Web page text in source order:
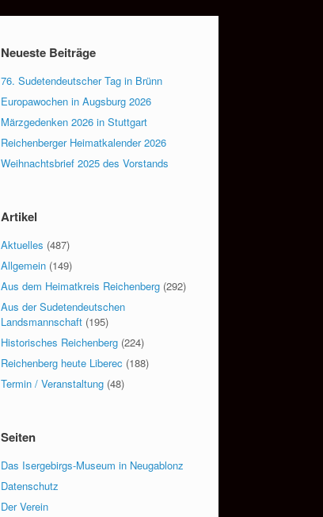
Neueste Beiträge
76. Sudetendeutscher Tag in Brünn
Europawochen in Augsburg 2026
Märzgedenken 2026 in Stuttgart
Reichenberger Heimatkalender 2026
Weihnachtsbrief 2025 des Vorstands
Artikel
Aktuelles (487)
Allgemein (149)
Aus dem Heimatkreis Reichenberg (292)
Aus der Sudetendeutschen
Landsmannschaft (195)
Historisches Reichenberg (224)
Reichenberg heute Liberec (188)
Termin / Veranstaltung (48)
Seiten
Das Isergebirgs-Museum in Neugablonz
Datenschutz
Der Verein